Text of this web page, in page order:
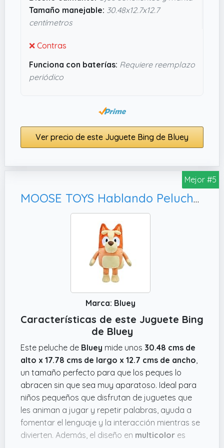
marcar la diferencia en el ritual de dormir, sin
complicaciones.
Tamaño manejable: 30.48x12.7x12.7
centímetros
❌ Contras
Funciona con baterías: Requiere reemplazo
periódico
Ver precio de este Juguete Bing de Bluey
Mejor #5
MOOSE TOYS Hablando Peluche 31 cm Bingo Bingo Juguetes
Marca: Bluey
Características de este Juguete Bing
de Bluey
Este peluche de Bluey mide unos 30.48 cms de
alto x 17.78 cms de largo x 12.7 cms de ancho
un tamaño perfecto para que los peques lo
abracen sin que sea muy aparatoso. Ideal para
niños pequeños que disfrutan de juguetes que
les animan a jugar y repetir palabras, ayuda a
fomentar el lenguaje y la interacción mientras se
divierten. Además, el diseño en multicolor es